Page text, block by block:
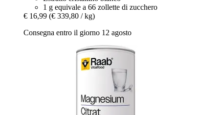
1 g equivale a 66 zollette di zucchero
€ 16,99 (€ 339,80 / kg)
Consegna entro il giorno 12 agosto